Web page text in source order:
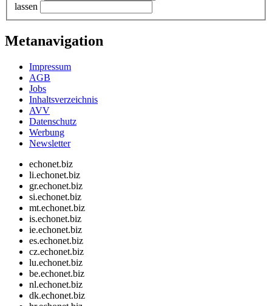
lassen
Metanavigation
Impressum
AGB
Jobs
Inhaltsverzeichnis
AVV
Datenschutz
Werbung
Newsletter
echonet.biz
li.echonet.biz
gr.echonet.biz
si.echonet.biz
mt.echonet.biz
is.echonet.biz
ie.echonet.biz
es.echonet.biz
cz.echonet.biz
lu.echonet.biz
be.echonet.biz
nl.echonet.biz
dk.echonet.biz